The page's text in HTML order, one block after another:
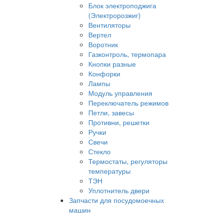
Блок электроподжига
(Электророзжиг)
Вентиляторы
Вертел
Воротник
Газконтроль, термопара
Кнопки разные
Конфорки
Лампы
Модуль управления
Переключатель режимов
Петли, завесы
Противни, решетки
Ручки
Свечи
Стекло
Термостаты, регуляторы
температуры
ТЭН
Уплотнитель двери
Запчасти для посудомоечных
машин